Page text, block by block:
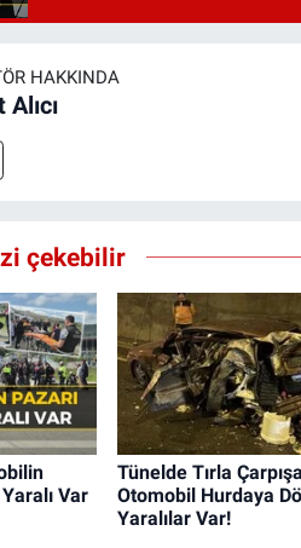
HAKKINDA
çekebilir
Var
Tünelde Tırla
Otomobil Hurdaya
Yaralılar Var!